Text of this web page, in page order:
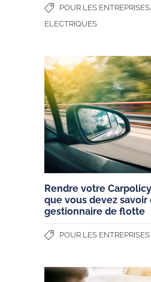
POUR LES ENTREPRISES,
ELECTRIQUES
Rendre votre
que vous devez
gestionnaire de flotte
POUR LES ENTREPRISES